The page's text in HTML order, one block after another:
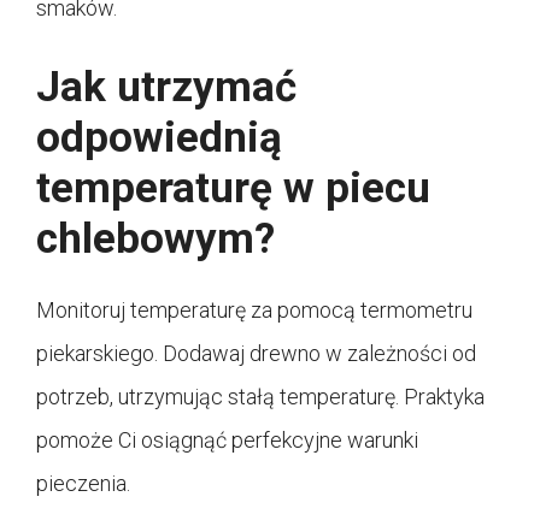
smaków.
Jak utrzymać
odpowiednią
temperaturę w piecu
chlebowym?
Monitoruj temperaturę za pomocą termometru
piekarskiego. Dodawaj drewno w zależności od
potrzeb, utrzymując stałą temperaturę. Praktyka
pomoże Ci osiągnąć perfekcyjne warunki
pieczenia.